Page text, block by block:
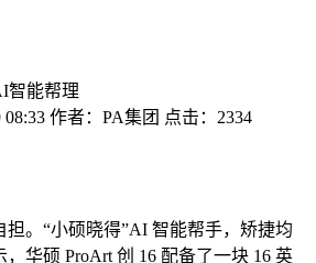
智能帮理
08:33 作者： PA集团 点击： 2334
。“小硕晓得”AI 智能帮手，矫捷均
华硕 ProArt 创 16 配备了一块 16 英